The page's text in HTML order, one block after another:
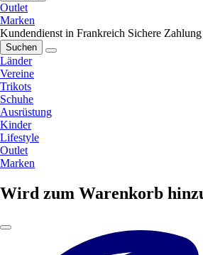
Outlet
Marken
Kundendienst in Frankreich Sichere Zahlung
Suchen
Länder
Vereine
Trikots
Schuhe
Ausrüstung
Kinder
Lifestyle
Outlet
Marken
Wird zum Warenkorb